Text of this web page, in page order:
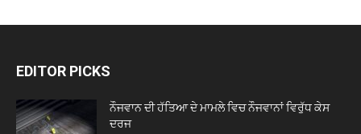
EDITOR PICKS
ਨੌਜਵਾਨ ਦੀ ਹੱਤਿਆ ਦੇ ਮਾਮਲੇ ਵਿਚ ਨੌਜਵਾਨਾਂ ਵਿਰੁੱਧ ਕੇਸ
ਦਰਜ